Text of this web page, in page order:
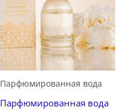
Парфюмированная вода
Парфюмированная вода